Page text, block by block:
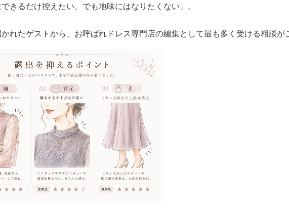
できるだけ控えたい、でも地味にはなりたくない」。
れたゲストから、お呼ばれドレス専門店の編集として最も多く受ける相談が